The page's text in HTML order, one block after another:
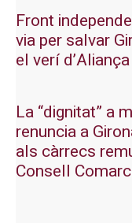
Front
via per salvar
el verí
La “dignitat” a
renuncia a
als càrrecs
Consell